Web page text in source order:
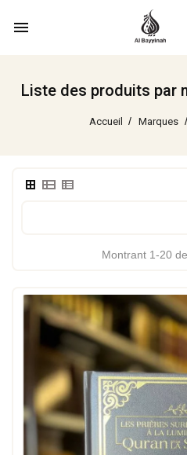
menu
Liste des produits par
Accueil Marques
Montrant 1-20